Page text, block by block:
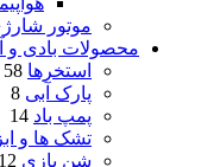
موتور شارژی 0
محصولات بادی و آبی
استخرها 58
پارک آبی 8
پمپ باد 14
تشک ها و ابزار شنا
شن بازی 12